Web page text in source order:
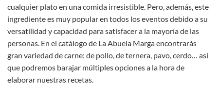
cualquier plato en una comida irresistible. Pero, además, este
ingrediente es muy popular en todos los eventos debido a su
versatilidad y capacidad para satisfacer a la mayoría de las
personas. En el catálogo de La Abuela Marga encontrarás
gran variedad de carne: de pollo, de ternera, pavo, cerdo… así
que podremos barajar múltiples opciones a la hora de
elaborar nuestras recetas.